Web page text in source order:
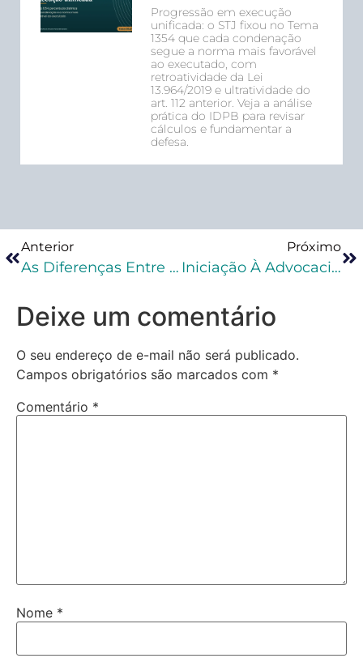
Progressão em execução
unificada: o STJ fixou no Tema
1354 que cada condenação
segue a norma mais favorável
ao executado, com
retroatividade da Lei
13.964/2019 e ultratividade do
art. 112 anterior. Veja a análise
prática do IDPB para revisar
cálculos e fundamentar a
defesa.
Anterior
As Diferenças Entre Saída Temporária E Permissão De Saída
Próximo
Iniciação À Advocacia Criminal
Deixe um comentário
O seu endereço de e-mail não será publicado.
Campos obrigatórios são marcados com *
Comentário *
Nome *